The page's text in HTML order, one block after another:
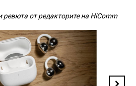
ревюта от редакторите на HiComm